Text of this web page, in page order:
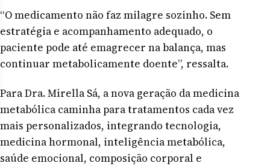
“O medicamento não faz milagre sozinho. Sem
estratégia e acompanhamento adequado, o
paciente pode até emagrecer na balança, mas
continuar metabolicamente doente”, ressalta.
Para Dra. Mirella Sá, a nova geração da medicina
metabólica caminha para tratamentos cada vez
mais personalizados, integrando tecnologia,
medicina hormonal, inteligência metabólica,
saúde emocional, composição corporal e